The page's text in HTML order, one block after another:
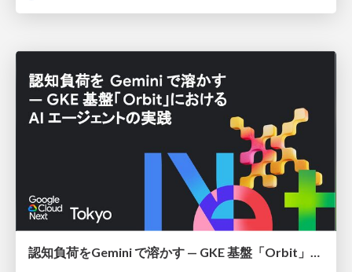
認知負荷をGemini で溶かす — GKE 基盤「Orbit」における AI エージェントの実践